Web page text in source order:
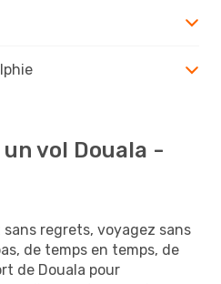
vol Douala -
regrets, voyagez sans
de temps en temps, de
de Douala pour